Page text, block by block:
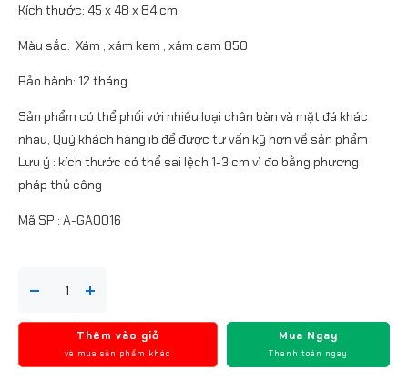
Kích thước: 45 x 48 x 84 cm
Màu sắc: Xám , xám kem , xám cam 850
Bảo hành: 12 tháng
Sản phẩm có thể phối với nhiều loại chân bàn và mặt đá khác
nhau, Quý khách hàng ib để được tư vấn kỹ hơn về sản phẩm
Lưu ý : kích thước có thể sai lệch 1-3 cm vì đo bằng phương
pháp thủ công
Mã SP : A-GA0016
Thêm vào giỏ
và mua sản phẩm khác
Mua Ngay
Thanh toán ngay